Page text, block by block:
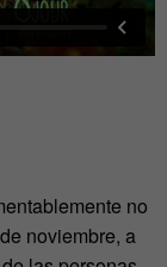
no
noviembre, a